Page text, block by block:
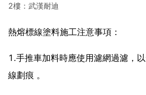
2樓：武漢耐迪
熱熔標線塗料施工注意事項：
1.手推車加料時應使用濾網過濾，
線劃痕 。